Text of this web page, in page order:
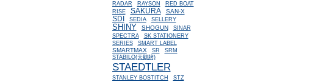
RADAR RAYSON
RED BOAT
RISE
SAKURA SAN-X
SDI SEDIA SELLERY
SHINY SHOGUN
SINAR
SPECTRA
SK STATIONERY
SERIES
SMART LABEL
SMARTMAX SR
SRM
STABILO(天鵝牌)
STAEDTLER
STANLEY BOSTITCH STZ